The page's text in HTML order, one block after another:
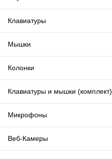
Клавиатуры
Мышки
Колонки
Клавиатуры и мышки (комплект)
Микрофоны
Веб-Камеры